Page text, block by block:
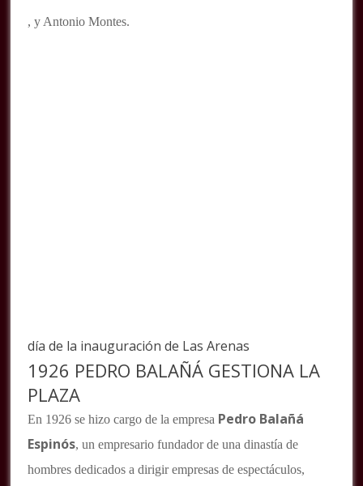
, y Antonio Montes.
día de la inauguración de Las Arenas
1926 PEDRO BALAÑÁ GESTIONA LA
PLAZA
En 1926 se hizo cargo de la empresa Pedro Balañá
Espinós, un empresario fundador de una dinastía de
hombres dedicados a dirigir empresas de espectáculos,